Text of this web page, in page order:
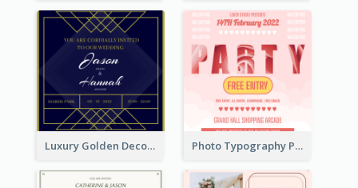
Luxury Golden Decoration Wedding Invitation Design Photo Typography Party Invitation Design Templates